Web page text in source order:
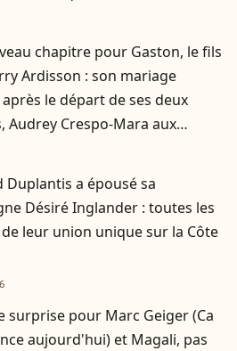
chapitre pour Gaston, le fils
Ardisson : son mariage
le départ de ses deux
Audrey Crespo-Mara aux
loges
Duplantis a épousé sa
Désiré Inglander : toutes les
leur union unique sur la Côte
surprise pour Marc Geiger (Ca
aujourd'hui) et Magali, pas